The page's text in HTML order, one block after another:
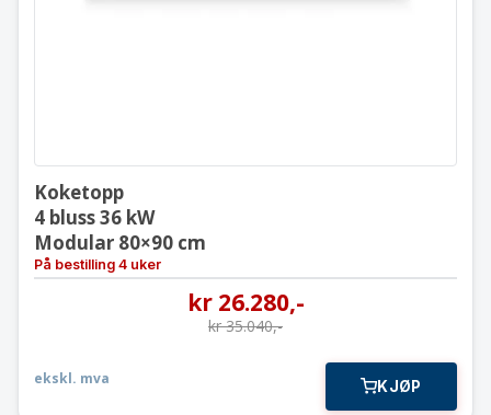
Koketopp
4 bluss 36 kW
Modular 80×90 cm
På bestilling 4 uker
kr26.280,-
kr35.040,-
ekskl. mva KJØP